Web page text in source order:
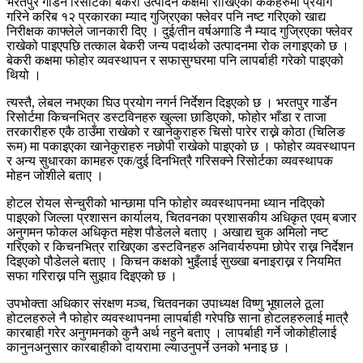
गरिने करिब १२ प्रकारका म्याद गुज्रिएका फ्लेवर पनि नष्ट गरिएको खाद्य
निरीक्षक काफ्लेले जानकारी दिए । दुई/तीन वर्षअगाडि नै म्याद गुज्रिएका फ्लेवर
राखेको पाइएपछि तत्काल बेकरी जन्य पदार्थको उत्पादनमा रोक लगाइएको छ ।
बेकरी कक्षमा फोहोर व्यवस्थापन र सफासुग्घरमा पनि लापर्बाही गरेको पाइएको
थियो ।
त्यस्तै, लेबल नभएका घिउ प्रयोग नगर्न निर्देशन दिइएको छ । भरतपुर गार्डेन
रिसोर्टमा किचनभित्र डस्टविनहरु खुल्ला छाडिएको, फोहोर भाँडा र ताजा
तरकारीहरु एकै ठाउँमा राखेको र खानेकुराहरु चिसो पारेर राख्ने कोठा (चिलिङ
रूम) मा पकाइएका खानेकुराहरु नछोपी राखेको पाइएको छ । फोहोर व्यवस्थापन
र अन्य सुधारका कामहरु एक/दुई दिनभित्रै गरिसक्ने रिसोर्टका व्यवस्थापक
मोहन जोशीले बताए ।
होटल रोयल सेन्चुरीको भान्छामा पनि फोहोर व्यवस्थापनमा ध्यान नदिएको
पाइएको जिल्ला प्रशासन कार्यालय, चितवनका प्रशासकीय अधिकृत एवम् बजार
अनुगमन फोकल अधिकृत महेश पौडेलले बताए । अखाद्य चुक अमिलो नष्ट
गरिएको र किचनभित्र राखिएका डस्टविनहरु अनिवार्यरुपमा छोपेर राख्न निर्देशन
दिइएको पौडेलले बताए । किचन कक्षको भुइँलाई सुख्खा बनाइराख्न र नियमित
सफा गरिराख्न पनि सुझाव दिइएको छ ।
उपभोक्ता अधिकार संरक्षण मञ्च, चितवनका उपाध्यक्ष विष्णु भूषालले ठूला
होटलहरुले नै फोहोर व्यवस्थापनमा लापर्बाही गरेपछि साना होटलहरुलाई मात्रै
कारबाही गरेर अनुगमनको कुनै अर्थ नहुने बताए । लापर्बाही गर्ने जोकोहीलाई
कानुनअनुसार कारबाहीको दायरामा ल्याउनुपर्ने उनको भनाइ छ ।